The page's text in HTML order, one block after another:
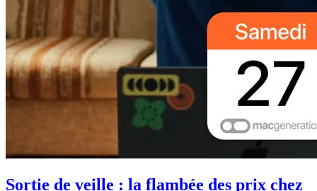
Sortie de veille : la flambée des prix chez